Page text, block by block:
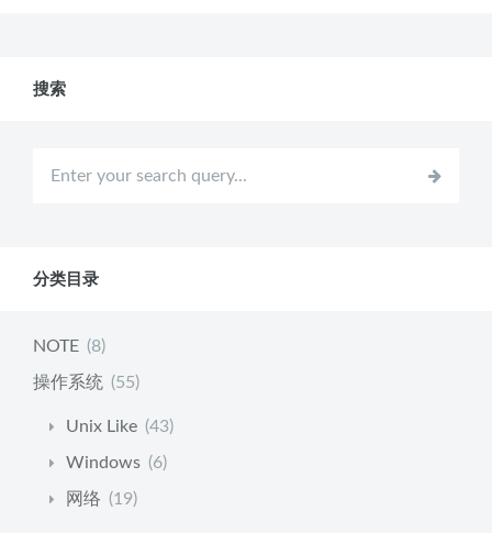
搜索
分类目录
NOTE (8)
操作系统 (55)
Unix Like (43)
Windows (6)
网络 (19)